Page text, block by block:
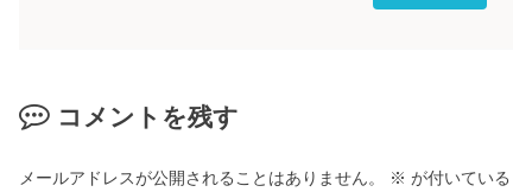
コメントを残す
メールアドレスが公開されることはありません。 ※ が付いている